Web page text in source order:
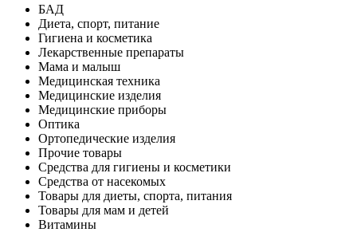
БАД
Диета, спорт, питание
Гигиена и косметика
Лекарственные препараты
Мама и малыш
Медицинская техника
Медицинские изделия
Медицинские приборы
Оптика
Ортопедические изделия
Прочие товары
Средства для гигиены и косметики
Средства от насекомых
Товары для диеты, спорта, питания
Товары для мам и детей
Витамины